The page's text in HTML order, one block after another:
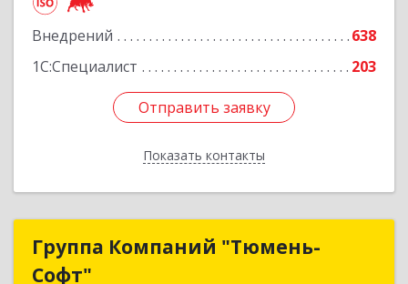
Внедрений
638
1С:Специалист
203
Отправить заявку
Показать контакты
Отправить заявку
Назад
Группа Компаний "Тюмень-
Софт"
Группа Компаний "Тюмень-